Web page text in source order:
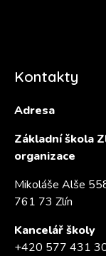
Kontakty
Adresa
Základní škola
organizace
Mikoláše Alše
761 73 Zlín
Kancelář školy
+420 577 431